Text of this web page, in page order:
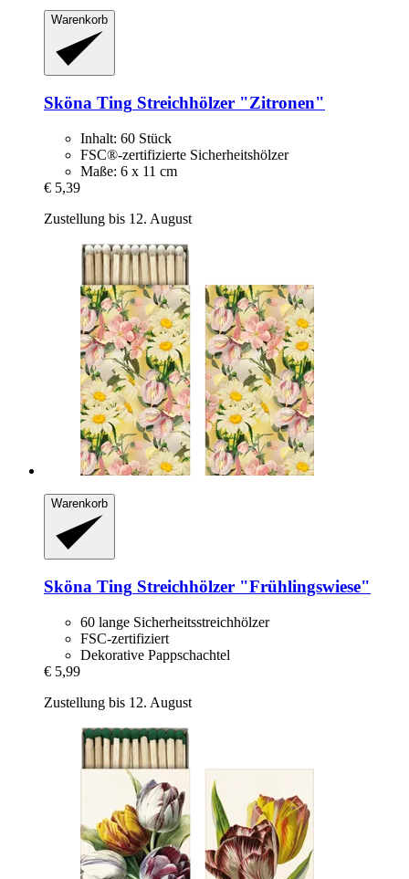
Warenkorb
Sköna Ting Streichhölzer "Zitronen"
Inhalt: 60 Stück
FSC®-zertifizierte Sicherheitshölzer
Maße: 6 x 11 cm
€ 5,39
Zustellung bis 12. August
Warenkorb
Sköna Ting Streichhölzer "Frühlingswiese"
60 lange Sicherheitsstreichhölzer
FSC-zertifiziert
Dekorative Pappschachtel
€ 5,99
Zustellung bis 12. August